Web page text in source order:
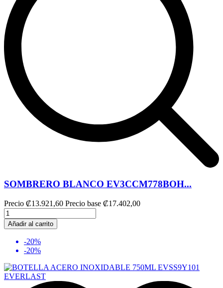
SOMBRERO BLANCO EV3CCM778BOH...
Precio ₡13.921,60 Precio base ₡17.402,00
Añadir al carrito
-20%
-20%